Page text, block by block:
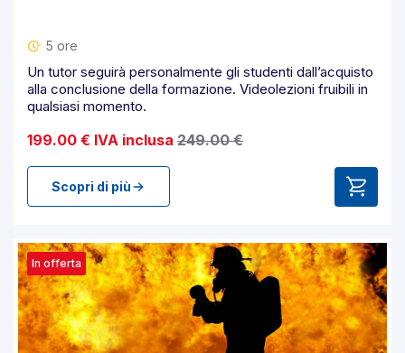
5 ore
Un tutor seguirà personalmente gli studenti dall’acquisto
alla conclusione della formazione. Videolezioni fruibili in
qualsiasi momento.
199.00 € IVA inclusa 249.00 €
Scopri di più
In offerta